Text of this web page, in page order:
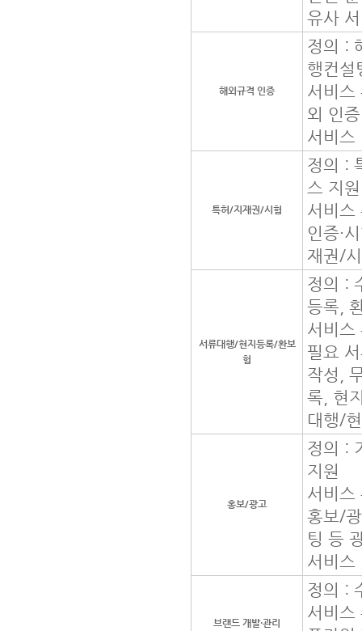
유사
해외규격 인증
정의 :
행컨설
서비스
외 인
서비스
특허/지재권/시험
정의 :
스 지원
서비스
인증·
재권/
서류대행/현지등록/환보
험
정의 :
등록,
서비스
필요
작성,
록, 현
대행/
홍보/광고
정의 :
지원
서비스
홍보/
팅 등
서비스
브랜드 개발·관리
정의 :
서비스